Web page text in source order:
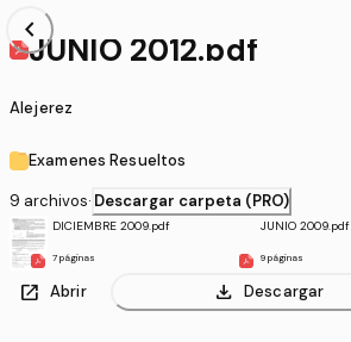
chevron_left
JUNIO 2012.pdf
Alejerez
Examenes Resueltos
9 archivos· Descargar carpeta (PRO)
DICIEMBRE 2009.pdf
7 páginas
JUNIO 2009.pdf
9 páginas
open_in_new Abrir download Descargar